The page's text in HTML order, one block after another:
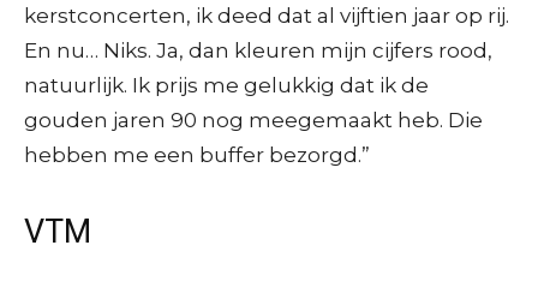
kerstconcerten, ik deed dat al vijftien jaar op rij.
En nu… Niks. Ja, dan kleuren mijn cijfers rood,
natuurlijk. Ik prijs me gelukkig dat ik de
gouden jaren 90 nog meegemaakt heb. Die
hebben me een buffer bezorgd.”
VTM